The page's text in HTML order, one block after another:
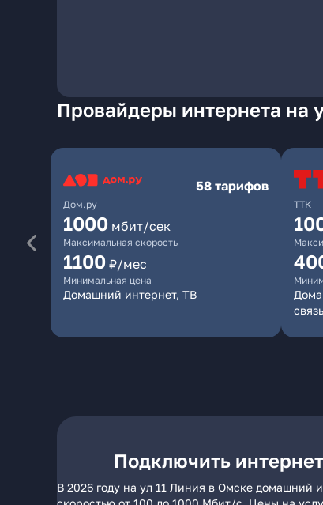
Провайдеры интернета на
Дом.ру
58 тарифов
1000 мбит/сек
Максимальная скорость
1100 ₽/мес
Минимальная цена
Домашний интернет, ТВ
ТТК
связь
Подключить
В 2026 году на ул 11 Линия в Омске домашний